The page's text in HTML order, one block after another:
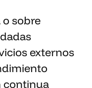
sobre
externos
continua